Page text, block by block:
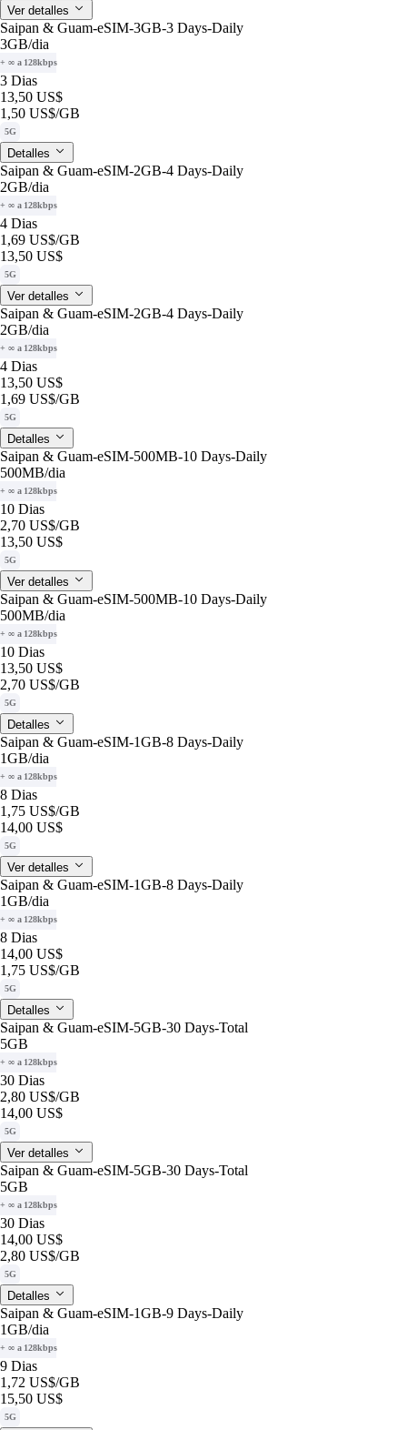
Ver detalles
Saipan & Guam-eSIM-3GB-3 Days-Daily
3GB/dia
+ ∞ a 128kbps
3 Dias
13,50 US$
1,50 US$/GB
5G
Detalles
Saipan & Guam-eSIM-2GB-4 Days-Daily
2GB/dia
+ ∞ a 128kbps
4 Dias
1,69 US$/GB
13,50 US$
5G
Ver detalles
Saipan & Guam-eSIM-2GB-4 Days-Daily
2GB/dia
+ ∞ a 128kbps
4 Dias
13,50 US$
1,69 US$/GB
5G
Detalles
Saipan & Guam-eSIM-500MB-10 Days-Daily
500MB/dia
+ ∞ a 128kbps
10 Dias
2,70 US$/GB
13,50 US$
5G
Ver detalles
Saipan & Guam-eSIM-500MB-10 Days-Daily
500MB/dia
+ ∞ a 128kbps
10 Dias
13,50 US$
2,70 US$/GB
5G
Detalles
Saipan & Guam-eSIM-1GB-8 Days-Daily
1GB/dia
+ ∞ a 128kbps
8 Dias
1,75 US$/GB
14,00 US$
5G
Ver detalles
Saipan & Guam-eSIM-1GB-8 Days-Daily
1GB/dia
+ ∞ a 128kbps
8 Dias
14,00 US$
1,75 US$/GB
5G
Detalles
Saipan & Guam-eSIM-5GB-30 Days-Total
5GB
+ ∞ a 128kbps
30 Dias
2,80 US$/GB
14,00 US$
5G
Ver detalles
Saipan & Guam-eSIM-5GB-30 Days-Total
5GB
+ ∞ a 128kbps
30 Dias
14,00 US$
2,80 US$/GB
5G
Detalles
Saipan & Guam-eSIM-1GB-9 Days-Daily
1GB/dia
+ ∞ a 128kbps
9 Dias
1,72 US$/GB
15,50 US$
5G